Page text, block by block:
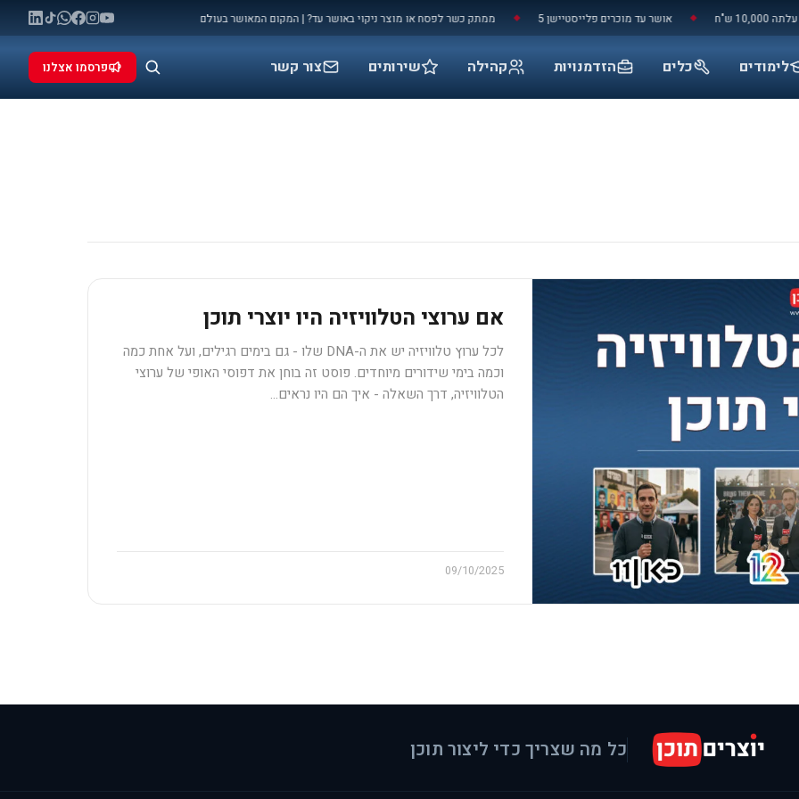
מלחמה: המאני טיים שלכם להתפרסם ◆ ממתק כשר לפסח או מוצר ניקוי באושר עד? | המקום המאושר בעולם ◆ אושר עד מוכרים פלייסטיישן 5 ◆
לימודים כלים הזדמנויות קהילה שירותים צור קשר פרסמו אצלנו
אם ערוצי הטלוויזיה היו יוצרי תוכן
לכל ערוץ טלוויזיה יש את ה-DNA שלו - גם בימים רגילים, ועל אחת כמה
וכמה בימי שידורים מיוחדים. פוסט זה בוחן את דפוסי האופי של ערוצי
הטלוויזיה, דרך השאלה - איך הם היו נראים…
09/10/2025
כל מה שצריך כדי ליצור תוכן